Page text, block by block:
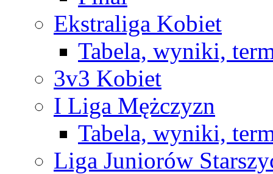
Ekstraliga Kobiet
Tabela, wyniki,
3v3 Kobiet
I Liga Mężczyzn
Tabela, wyniki,
Liga Juniorów